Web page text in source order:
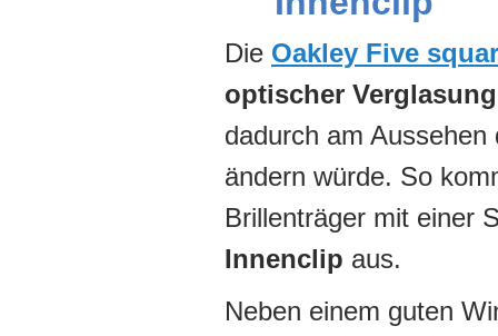
Die Oakley Five
optischer Verglasung
dadurch am Aussehen
ändern würde. So
Brillenträger mit einer
Innenclip aus.
Neben einem guten